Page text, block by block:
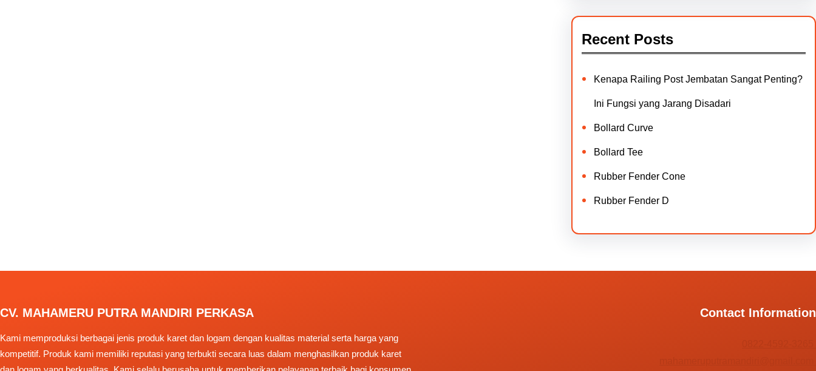
Recent Posts
Kenapa Railing Post Jembatan Sangat Penting?
Ini Fungsi yang Jarang Disadari
Bollard Curve
Bollard Tee
Rubber Fender Cone
Rubber Fender D
CV. MAHAMERU PUTRA MANDIRI PERKASA
Kami memproduksi berbagai jenis produk karet dan logam dengan kualitas material serta harga yang
kompetitif. Produk kami memiliki reputasi yang terbukti secara luas dalam menghasilkan produk karet
Contact Information